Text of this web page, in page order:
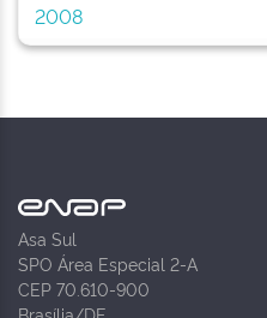
2008
Asa Sul
SPO Área Especial 2-A
CEP 70.610-900